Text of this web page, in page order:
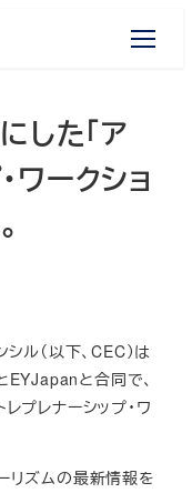
した「ア
ワークショ
ル（以下、CEC）は
EYJapanと合同で、
プレナーシップ・ワ
リズムの最新情報を